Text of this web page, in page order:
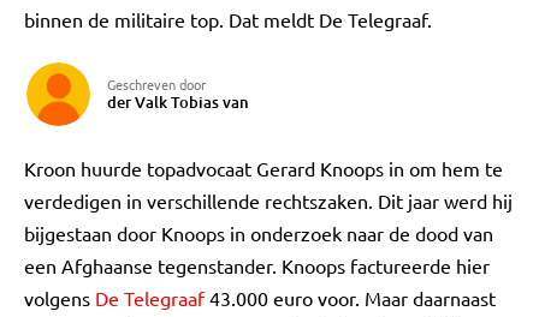
binnen de militaire top. Dat meldt De Telegraaf.
Geschreven door
der Valk Tobias van
Kroon huurde topadvocaat Gerard Knoops in om hem te
verdedigen in verschillende rechtszaken. Dit jaar werd hij
bijgestaan door Knoops in onderzoek naar de dood van
een Afghaanse tegenstander. Knoops factureerde hier
volgens De Telegraaf43.000 euro voor. Maar daarnaast